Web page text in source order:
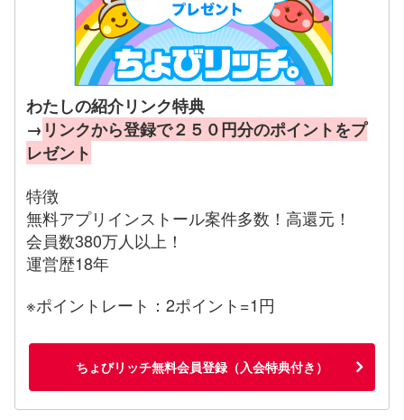
わたしの紹介リンク特典
→ リンクから登録で２５０円分のポイントをプ
レゼント
特徴
無料アプリインストール案件多数！高還元！
会員数380万人以上！
運営歴18年
※ポイントレート：2ポイント=1円
ちょびリッチ無料会員登録（入会特典付き）